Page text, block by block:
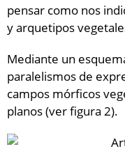
pensar como nos
y arquetipos
Mediante un
paralelismos de
campos mórficos
planos (ver figura 2).